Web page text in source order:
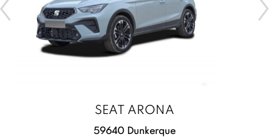
SEAT ARONA
59640 Dunkerque